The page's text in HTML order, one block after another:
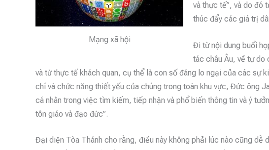
Mạng xã hội
và thực tế”, và do đó
thúc đẩy các giá trị
Đi từ nội dung buổi
tác châu Âu, về tự do
và từ thực tế khách quan, cụ thể là con số đáng lo ngại của các sự
chí và chức năng thiết yếu của chúng trong toàn khu vực, Đức ông
cá nhân trong việc tìm kiếm, tiếp nhận và phổ biến thông tin và ý
tôn giáo và đạo đức”.
Đại diện Tòa Thánh cho rằng, điều này không phải lúc nào cũng dễ